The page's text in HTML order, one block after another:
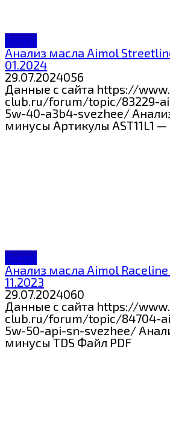
Aimol
Анализ масла Aimol
01.2024
29.07.2024056
Данные с сайта https://
club.ru/forum/topic/83229-
5w-40-a3b4-svezhee/
минусы Артикулы AST11L1 —
Aimol
Анализ масла Aimol Raceline
11.2023
29.07.2024060
Данные с сайта https://
club.ru/forum/topic/84704-
5w-50-api-sn-svezhee/
минусы TDS Файл PDF